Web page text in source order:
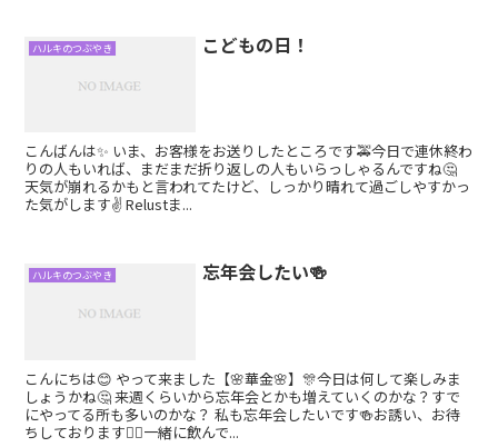
ハルキのつぶやき こどもの日！
こんばんは✨ いま、お客様をお送りしたところです🚕今日で連休終わ
りの人もいれば、まだまだ折り返しの人もいらっしゃるんですね🤔
天気が崩れるかもと言われてたけど、しっかり晴れて過ごしやすかっ
た気がします✌️ Relustま...
ハルキのつぶやき 忘年会したい🍻
こんにちは😊 やって来ました【🌸華金🌸】🎊今日は何して楽しみま
しょうかね🤔 来週くらいから忘年会とかも増えていくのかな？すで
にやってる所も多いのかな？ 私も忘年会したいです🍻お誘い、お待
ちしております🙇‍♂️一緒に飲んで...